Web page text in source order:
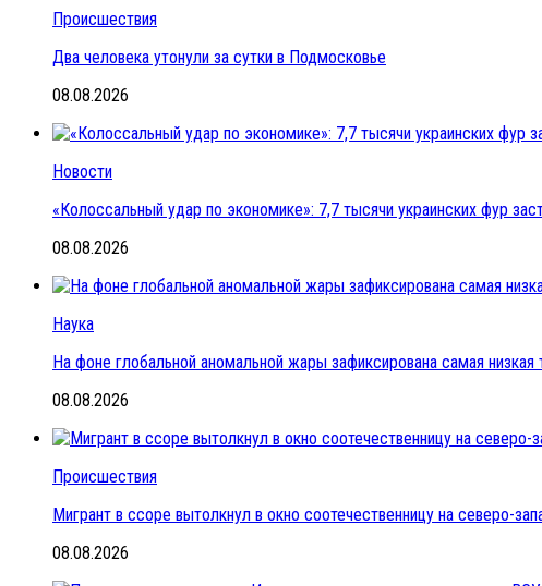
Происшествия
Два человека утонули за сутки в Подмосковье
08.08.2026
Новости
«Колоссальный удар по экономике»: 7,7 тысячи украинских фур
08.08.2026
Наука
На фоне глобальной аномальной жары зафиксирована самая низкая
08.08.2026
Происшествия
Мигрант в ссоре вытолкнул в окно соотечественницу на северо-
08.08.2026